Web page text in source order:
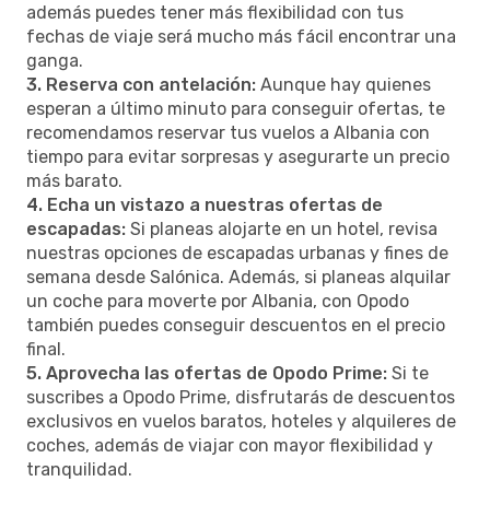
además puedes tener más flexibilidad con tus
fechas de viaje será mucho más fácil encontrar una
ganga.
3. Reserva con antelación: Aunque hay quienes
esperan a último minuto para conseguir ofertas, te
recomendamos reservar tus vuelos a Albania con
tiempo para evitar sorpresas y asegurarte un precio
más barato.
4. Echa un vistazo a nuestras ofertas de
escapadas: Si planeas alojarte en un hotel, revisa
nuestras opciones de escapadas urbanas y fines de
semana desde Salónica. Además, si planeas alquilar
un coche para moverte por Albania, con Opodo
también puedes conseguir descuentos en el precio
final.
5. Aprovecha las ofertas de Opodo Prime: Si te
suscribes a Opodo Prime, disfrutarás de descuentos
exclusivos en vuelos baratos, hoteles y alquileres de
coches, además de viajar con mayor flexibilidad y
tranquilidad.